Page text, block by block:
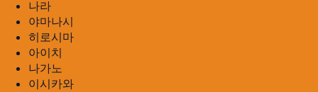
나라
야마나시
히로시마
아이치
나가노
이시카와